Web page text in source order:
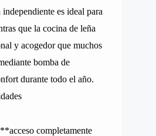
es ideal para
que la cocina de leña
y acogedor que muchos
bomba de
durante todo el año.
completamente